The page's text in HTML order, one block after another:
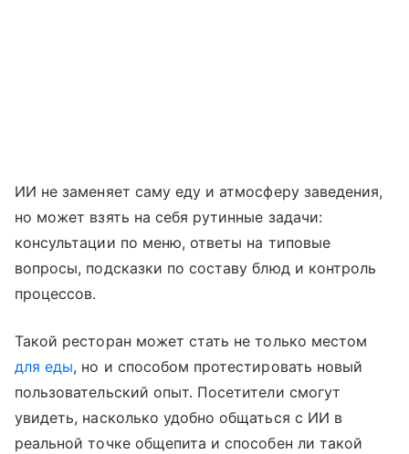
ИИ не заменяет саму еду и атмосферу заведения,
но может взять на себя рутинные задачи:
консультации по меню, ответы на типовые
вопросы, подсказки по составу блюд и контроль
процессов.
Такой ресторан может стать не только местом
для еды, но и способом протестировать новый
пользовательский опыт. Посетители смогут
увидеть, насколько удобно общаться с ИИ в
реальной точке общепита и способен ли такой